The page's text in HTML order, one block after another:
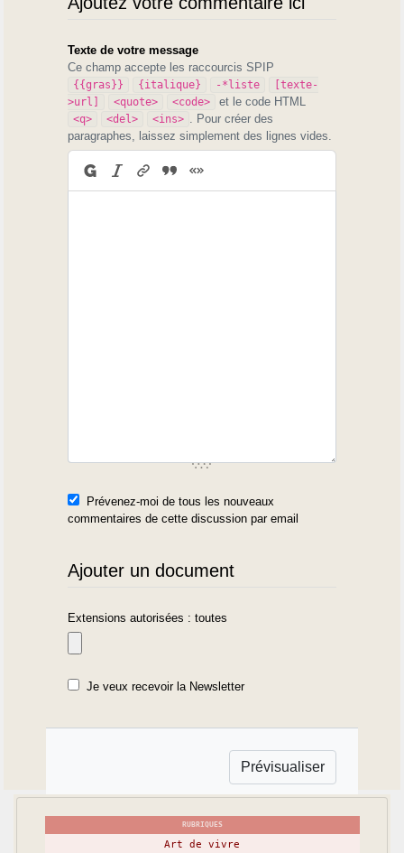
Texte de votre message
Ce champ accepte les raccourcis SPIP
{{gras}} {italique} -*liste
[texte-
>url]
<quote> <code> et le code HTML
<q> <del> <ins>
. Pour créer des
paragraphes, laissez simplement des lignes vides.
Prévenez-moi de tous les nouveaux
commentaires de cette discussion par email
Ajouter un document
Extensions autorisées : toutes
Je veux recevoir la Newsletter
RUBRIQUES
Art de vivre